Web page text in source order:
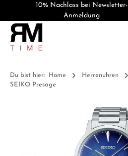
10% Nachlass bei Newsletter-
Anmeldung
Du bist hier: Home Herrenuhren
SEIKO Presage
Bildergalerie überspringen